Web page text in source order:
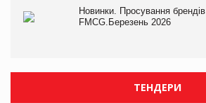
Новинки. Просування брендів
FMCG.Березень 2026
ТЕНДЕРИ